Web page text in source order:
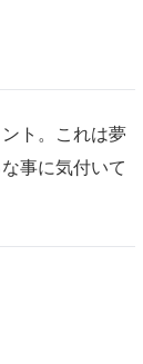
ト。これは夢
事に気付いて